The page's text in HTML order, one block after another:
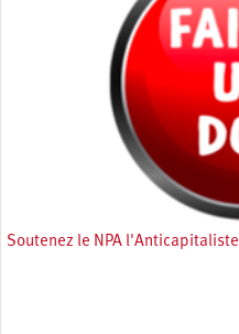
Soutenez le NPA l'Anticapitaliste